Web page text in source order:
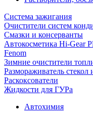
Система зажигания
Очистители систем
Смазки и консерванты
Автокосметика Hi-Gear
Fenom
Зимние очистители
Размораживатель стекол
Раскоксователи
Жидкости для ГУРа
Автохимия